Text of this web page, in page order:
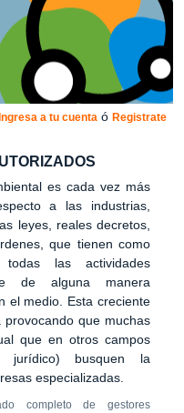
Ingresa a tu cuenta ó Registrate
es cada vez más
a las industrias,
leyes, reales decretos,
que tienen como
las actividades
de alguna manera
el medio. Esta creciente
provocando que muchas
que en otros campos
jurídico) busquen la
especializadas.
completo de gestores